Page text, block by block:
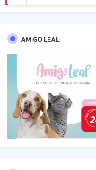
AMIGO LEAL